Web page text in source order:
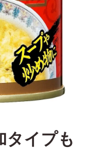
タイプも